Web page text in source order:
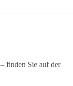
Live-Sound und
Musiker bei den
immer wieder
finden Sie auf der